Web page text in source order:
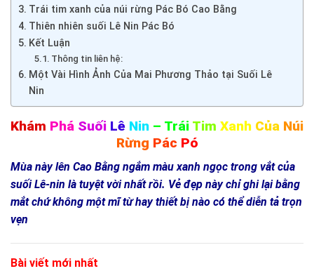
Trái tim xanh của núi rừng Pác Bó Cao Bằng
Thiên nhiên suối Lê Nin Pác Bó
Kết Luận
Thông tin liên hệ:
Một Vài Hình Ảnh Của Mai Phương Thảo tại Suối Lê
Nin
Khám Phá Suối Lê Nin – Trái Tim Xanh Của Núi
Rừng Pác Pó
Mùa này lên Cao Bằng ngắm màu xanh ngọc trong vắt của
suối Lê-nin là tuyệt vời nhất rồi. Vẻ đẹp này chỉ ghi lại bằng
mắt chứ không một mĩ từ hay thiết bị nào có thể diễn tả trọn
vẹn
Bài viết mới nhất